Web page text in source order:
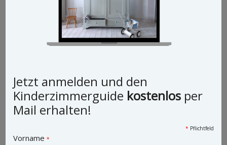
Jetzt anmelden und den
Kinderzimmerguide kostenlos per
Mail erhalten!
* Pflichtfeld
Vorname*